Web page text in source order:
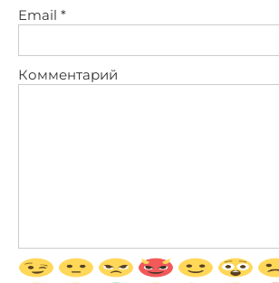
Email *
Комментарий